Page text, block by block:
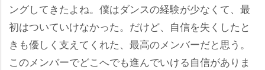
ングしてきたよね。僕はダンスの経験が少なくて、最
初はついていけなかった。だけど、自信を失くしたと
きも優しく支えてくれた、最高のメンバーだと思う。
このメンバーでどこへでも進んでいける自信がありま